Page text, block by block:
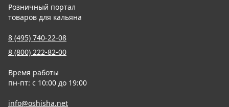
Розничный портал
товаров для кальяна
8 (495) 740-22-08
8 (800) 222-82-00
Время работы
пн-пт: с 10:00 до 19:00
info@oshisha.net